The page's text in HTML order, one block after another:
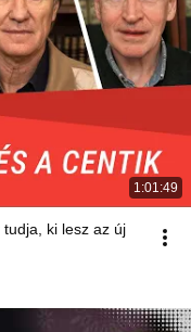
1:01:49
ki lesz az új